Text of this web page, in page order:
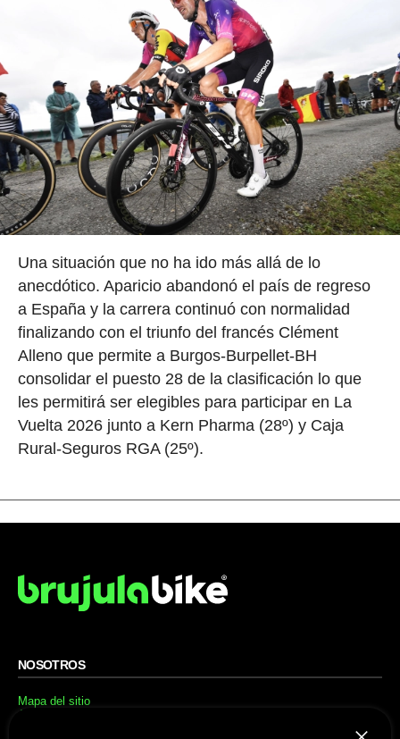
Una situación que no ha ido más allá de lo
anecdótico. Aparicio abandonó el país de regreso
a España y la carrera continuó con normalidad
finalizando con el triunfo del francés Clément
Alleno que permite a Burgos-Burpellet-BH
consolidar el puesto 28 de la clasificación lo que
les permitirá ser elegibles para participar en La
Vuelta 2026 junto a Kern Pharma (28º) y Caja
Rural-Seguros RGA (25º).
NOSOTROS
Mapa del sitio
Aviso Legal